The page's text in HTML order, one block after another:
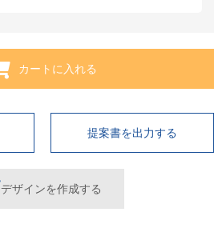
カートに入れる
提案書を出力する
デザインを作成する